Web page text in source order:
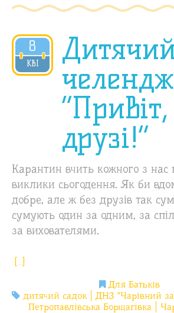
8
КВІ
2020
челендж
“Привіт,
друзі!”
Карантин вчить кожного з нас
виклики сьогодення. Як би
добре, але ж без друзів так
сумують один за одним, за
за вихователями.
[…]
Для Батьків
дитячий садок
ДНЗ "Чарівний
Петропавлівська Борщагівка